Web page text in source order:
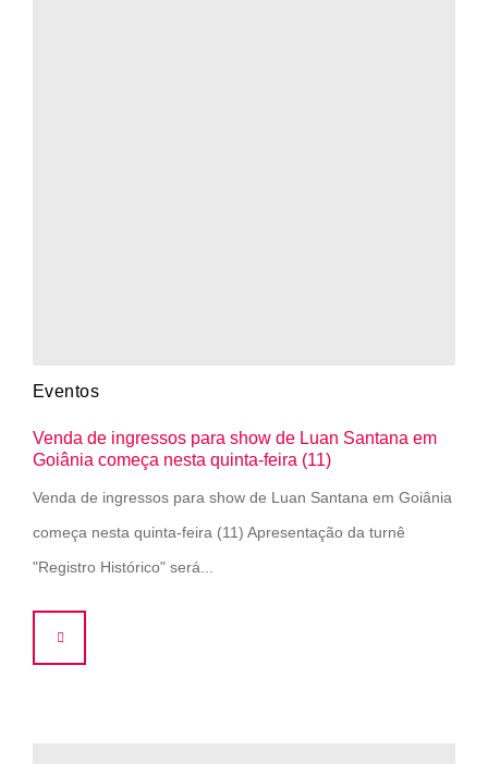
Eventos
Venda de ingressos para show de Luan Santana em
Goiânia começa nesta quinta-feira (11)
Venda de ingressos para show de Luan Santana em Goiânia
começa nesta quinta-feira (11) Apresentação da turnê
"Registro Histórico" será...